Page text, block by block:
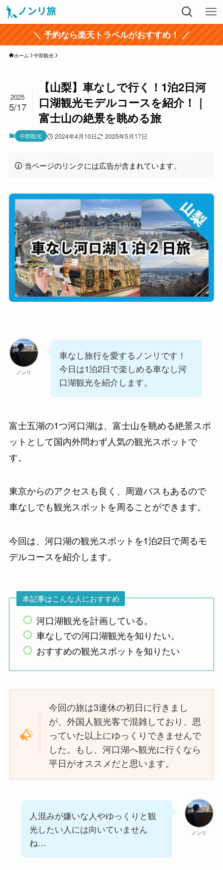
＼ 予約なら楽天トラベルがおすすめ！ ／
ホーム 中部観光
【山梨】車なしで行く！1泊2日河
口湖観光モデルコースを紹介！｜
富士山の絶景を眺める旅
2025
5/17
中部観光 2024年4月10日 2025年5月17日
当ページのリンクには広告が含まれています。
ノンリ
車なし旅行を愛するノンリです！
今日は1泊2日で楽しめる車なし河
口湖観光を紹介します。
富士五湖の1つ河口湖は、富士山を眺める絶景スポ
ットとして国内外問わず人気の観光スポットで
す。
東京からのアクセスも良く、周遊バスもあるので
車なしでも観光スポットを周ることができます。
今回は、河口湖の観光スポットを1泊2日で周るモ
デルコースを紹介します。
本記事はこんな人におすすめ
河口湖観光を計画している。
車なしでの河口湖観光を知りたい。
おすすめの観光スポットを知りたい
今回の旅は3連休の初日に行きまし
が、外国人観光客で混雑しており、思
っていた以上にゆっくりできませんで
した。もし、河口湖へ観光に行くなら
平日がオススメだと思います。
ノンリ
人混みが嫌いな人やゆっくりと観
光したい人には向いていません
ね…